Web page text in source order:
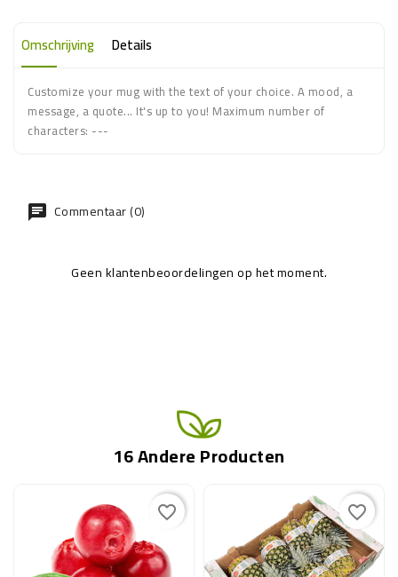
Omschrijving Details
Customize your mug with the text of your choice. A mood, a
message, a quote... It's up to you! Maximum number of
characters: ---
Commentaar (0)
Geen klantenbeoordelingen op het moment.
16 Andere Producten
favorite_border favorite_border